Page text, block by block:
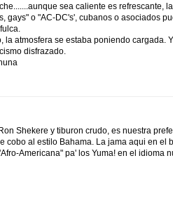
sea caliente es refrescante,
gays" o "AC-DC's', cubanos o asociados
la atmosfera se estaba poniendo cargada.
disfrazado.
Shekere y tiburon crudo, es nuestra
cobo al estilo Bahama. La jama aqui en el
Americana" pa' los Yuma! en el idioma